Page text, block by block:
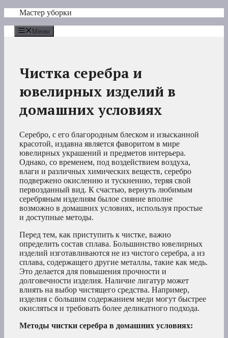
Перейти
содержимому
Мастер уборки
Меню
Чистка серебра и
ювелирных изделий в
домашних условиях
Серебро, с его благородным блеском и изысканной
красотой, издавна является фаворитом в мире
ювелирных украшений и предметов интерьера.
Однако, со временем, под воздействием воздуха,
влаги и различных химических веществ, серебро
подвержено окислению и тускнению, теряя свой
первозданный вид. К счастью, вернуть любимым
серебряным изделиям былое сияние вполне
возможно в домашних условиях, используя простые
и доступные методы.
Перед тем, как приступить к чистке, важно
определить состав сплава. Большинство ювелирных
изделий изготавливаются не из чистого серебра, а из
сплава, содержащего другие металлы, такие как медь.
Это делается для повышения прочности и
долговечности изделия. Наличие лигатур может
влиять на выбор чистящего средства. Например,
изделия с большим содержанием меди могут быстрее
окисляться и требовать более деликатного подхода.
Методы чистки серебра в домашних условиях: